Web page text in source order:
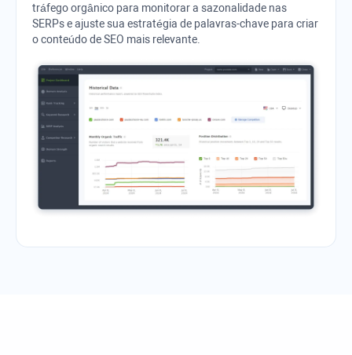
tráfego orgânico para monitorar a sazonalidade nas
SERPs e ajuste sua estratégia de palavras-chave para criar
o conteúdo de SEO mais relevante.